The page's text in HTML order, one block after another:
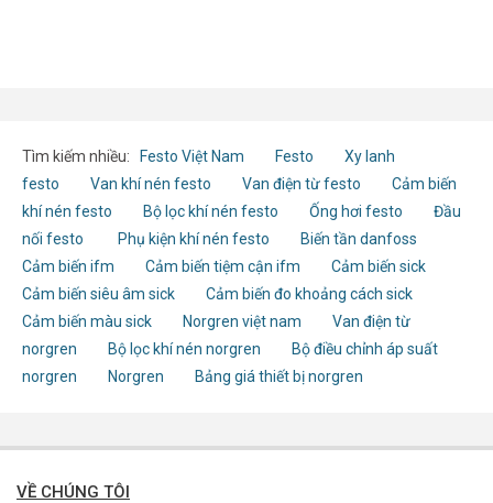
Tìm kiếm nhiều: Festo Việt Nam Festo
Xy lanh
festo
Van khí nén festo Van điện từ festo
Cảm biến
khí nén festo
Bộ lọc khí nén festo Ống hơi festo
Đầu
nối festo
Phụ kiện khí nén festo
Biến tần danfoss
Cảm biến ifm
Cảm biến tiệm cận ifm
Cảm biến sick
Cảm biến siêu âm sick
Cảm biến đo khoảng cách sick
Cảm biến màu sick
Norgren việt nam
Van điện từ
norgren
Bộ lọc khí nén norgren
Bộ điều chỉnh áp suất
norgren
Norgren Bảng giá thiết bị norgren
VỀ CHÚNG TÔI